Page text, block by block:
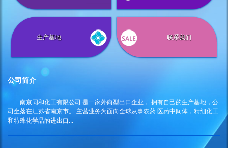
生产基地 联系我们
公司简介
南京同和化工有限公司 是一家外向型出口企业， 拥有自己的生产基地，公
司坐落在江苏省南京市。 主营业务为面向全球从事农药 医药中间体，精细化工
和特殊化学品的进出口...